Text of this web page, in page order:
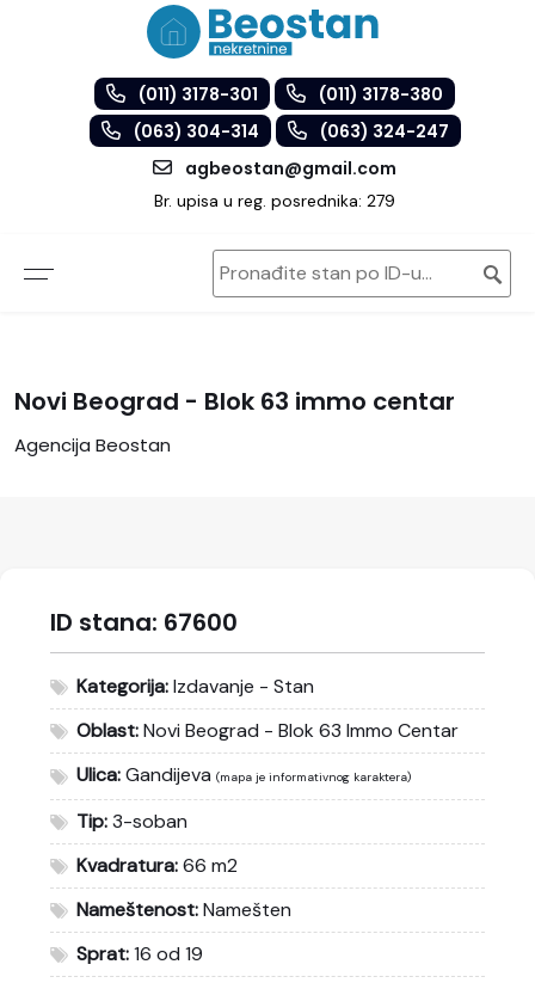
(011) 3178-301
(011) 3178-380
(063) 304-314
(063) 324-247
agbeostan@gmail.com
Br. upisa u reg. posrednika: 279
Novi Beograd - Blok 63 immo centar
Agencija Beostan
ID stana: 67600
Kategorija:Izdavanje - Stan
Oblast:Novi Beograd - Blok 63 Immo Centar
Ulica:Gandijeva (mapa je informativnog karaktera)
Tip:3-soban
Kvadratura:66 m2
Nameštenost:Namešten
Sprat:16 od 19